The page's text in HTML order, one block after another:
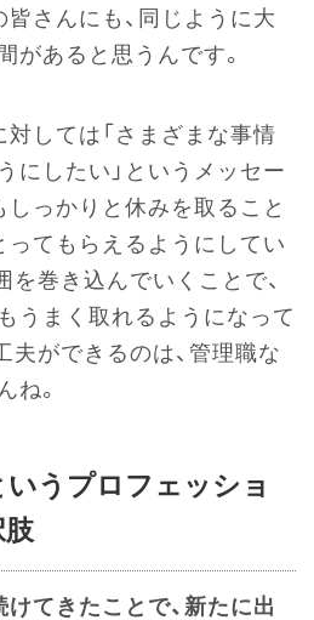
皆さんにも、同じように大
があると思うんです。
しては「さまざまな事情
にしたい」というメッセー
しっかりと休みを取ること
ってもらえるようにしてい
を巻き込んでいくことで、
うまく取れるようになって
夫ができるのは、管理職な
ね。
いうプロフェッショ
肢
てきたことで、新たに出